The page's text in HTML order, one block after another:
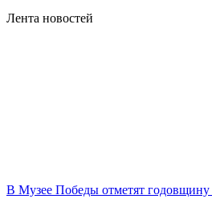
Лента новостей
В Музее Победы отметят